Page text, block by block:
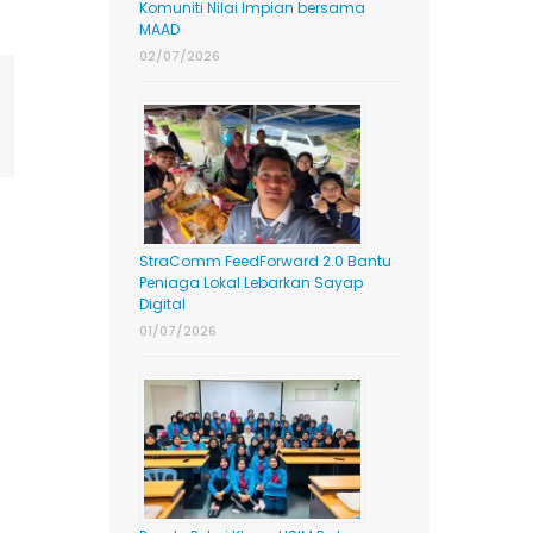
Komuniti Nilai Impian bersama
MAAD
02/07/2026
StraComm FeedForward 2.0 Bantu
Peniaga Lokal Lebarkan Sayap
Digital
01/07/2026